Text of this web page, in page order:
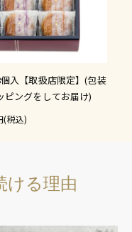
入【取扱店限定】(包装
ピングをしてお届け)
(税込)
ける理由